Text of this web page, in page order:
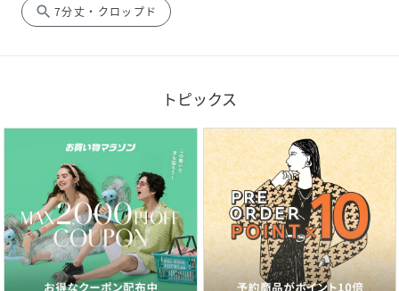
search 7分丈・クロップド
トピックス